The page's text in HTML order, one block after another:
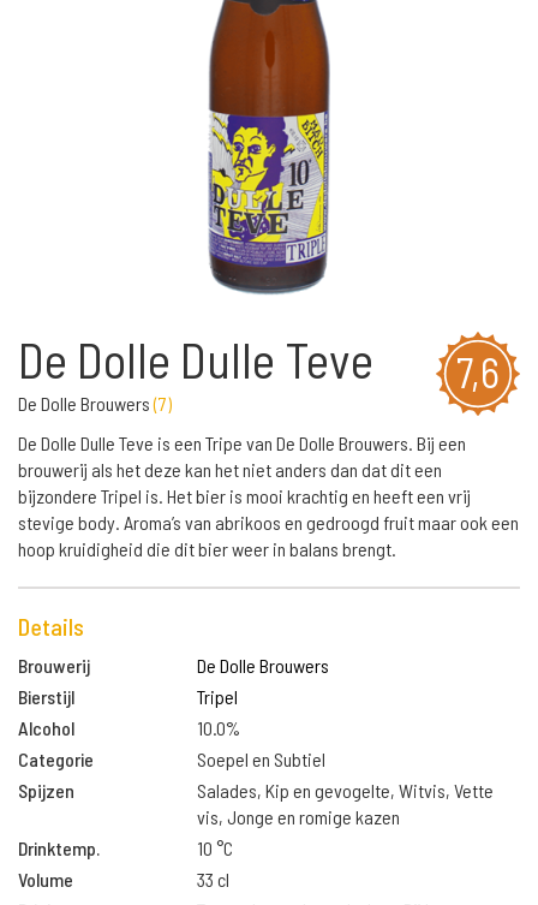
7,6
De Dolle Dulle Teve
De Dolle Brouwers(7)
De Dolle Dulle Teve is een Tripe van De Dolle Brouwers. Bij een
brouwerij als het deze kan het niet anders dan dat dit een
bijzondere Tripel is. Het bier is mooi krachtig en heeft een vrij
stevige body. Aroma’s van abrikoos en gedroogd fruit maar ook een
hoop kruidigheid die dit bier weer in balans brengt.
Details
Brouwerij
De Dolle Brouwers
Bierstijl
Tripel
Alcohol
10.0%
Categorie
Soepel en Subtiel
Spijzen
Salades, Kip en gevogelte, Witvis, Vette
vis, Jonge en romige kazen
Drinktemp.
10 °C
Volume
33 cl